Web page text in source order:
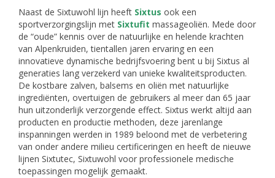
Naast de Sixtuwohl lijn heeft Sixtus ook een
sportverzorgingslijn met Sixtufit massageoliën. Mede door
de “oude” kennis over de natuurlijke en helende krachten
van Alpenkruiden, tientallen jaren ervaring en een
innovatieve dynamische bedrijfsvoering bent u bij Sixtus al
generaties lang verzekerd van unieke kwaliteitsproducten.
De kostbare zalven, balsems en oliën met natuurlijke
ingrediënten, overtuigen de gebruikers al meer dan 65 jaar
hun uitzonderlijk verzorgende effect. Sixtus werkt altijd aan
producten en productie methoden, deze jarenlange
inspanningen werden in 1989 beloond met de verbetering
van onder andere milieu certificeringen en heeft de nieuwe
lijnen Sixtutec, Sixtuwohl voor professionele medische
toepassingen mogelijk gemaakt.